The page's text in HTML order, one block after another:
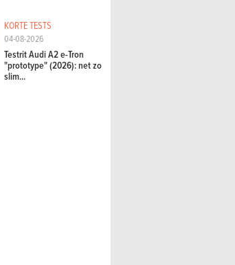
KORTE TESTS
04-08-2026
Testrit Audi A2 e-Tron
"prototype" (2026): net zo
slim...